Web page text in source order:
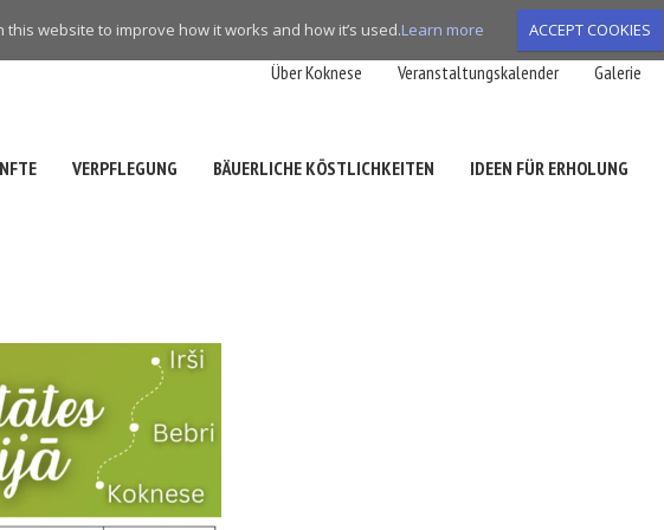
this website to improve how it works and how it’s used.Learn more ACCEPT COOKIES
Über Koknese Veranstaltungskalender Galerie
VERPFLEGUNG BÄUERLICHE KÖSTLICHKEITEN IDEEN FÜR ERHOLUNG